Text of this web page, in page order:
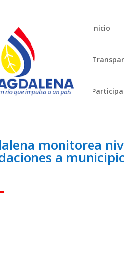
Inicio
Participa
monitorea
a